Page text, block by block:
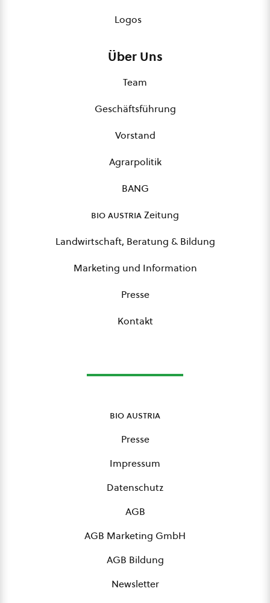
Logos
Über Uns
Team
Geschäftsführung
Vorstand
Agrarpolitik
BANG
bio austriaZeitung
Landwirtschaft, Beratung & Bildung
Marketing und Information
Presse
Kontakt
bio austria
Presse
Impressum
Datenschutz
AGB
AGB Marketing GmbH
AGB Bildung
Newsletter